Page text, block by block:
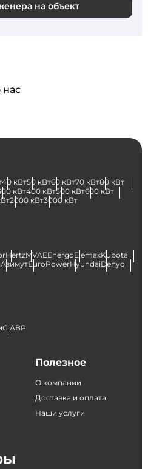
на объект
40 кВт50 кВт60 кВт70 кВт80 кВт
кВт400 кВт500 кВт600 кВт
2000 кВт3000 кВт
HertzMVAEEnergoElemaxKubota
АзимутEuroPowerHyundaiDenyo
С АВР
Полезное
О компании
Доставка и оплата
Наши услуги